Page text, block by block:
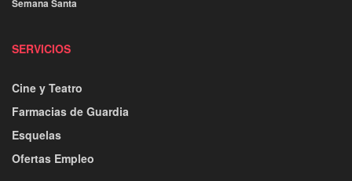
Semana Santa
SERVICIOS
Cine y Teatro
Farmacias de Guardia
Esquelas
Ofertas Empleo